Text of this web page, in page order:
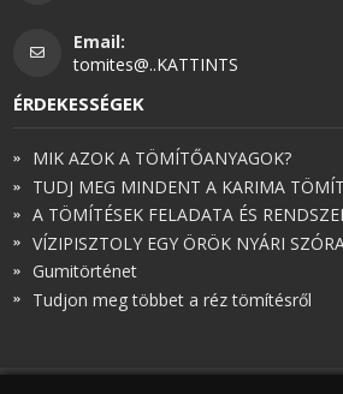
Email:
tomites@..KATTINTS
ÉRDEKESSÉGEK
MIK AZOK A TÖMÍTŐANYAGOK?
TUDJ MEG MINDENT A KARIMA
A TÖMÍTÉSEK FELADATA ÉS
VÍZIPISZTOLY EGY ÖRÖK NYÁRI
Gumitörténet
Tudjon meg többet a réz tömítésről